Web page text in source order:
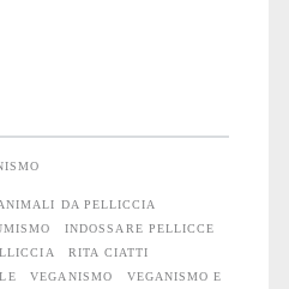
DA PELLICCIA
INDOSSARE PELLICCE
RITA CIATTI
VEGANISMO
VEGANISMO E